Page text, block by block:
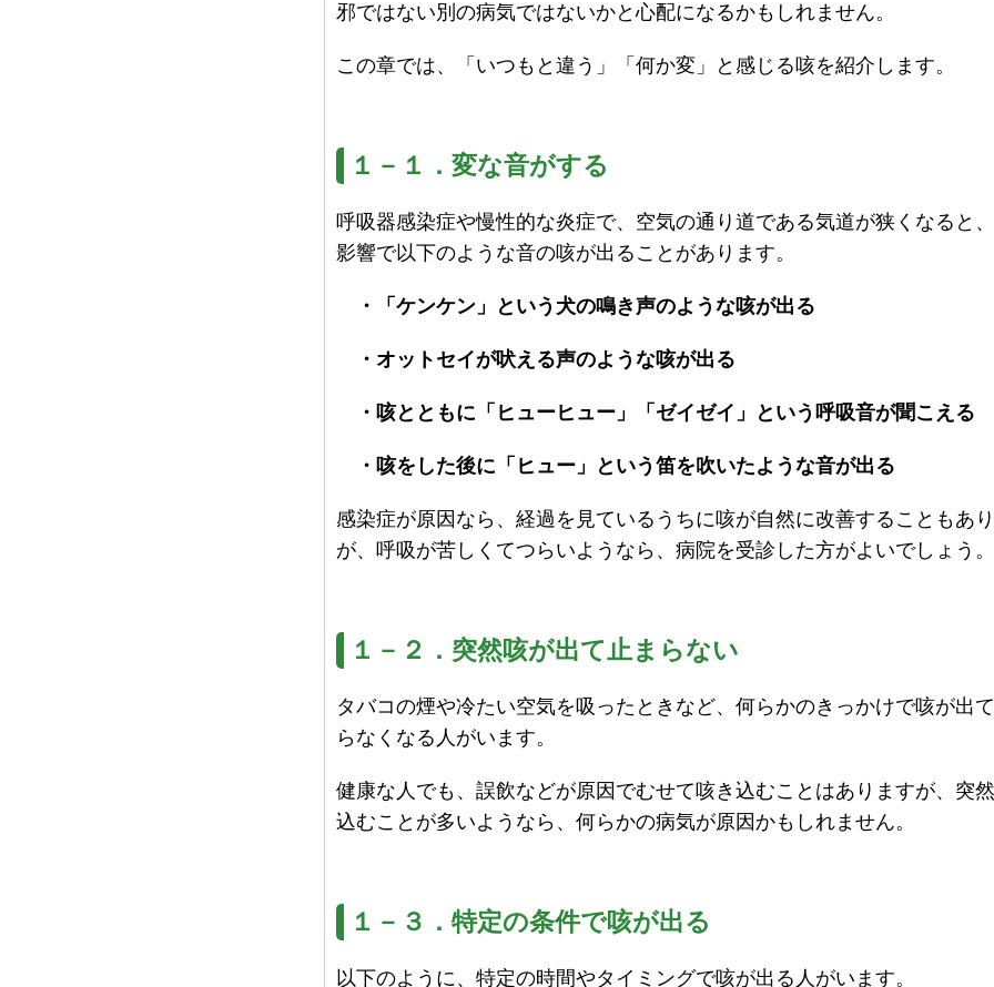
邪ではない別の病気ではないかと心配になるかもしれません。
この章では、「いつもと違う」「何か変」と感じる咳を紹介します。
１－１．変な音がする
呼吸器感染症や慢性的な炎症で、空気の通り道である気道が狭くなると
影響で以下のような音の咳が出ることがあります。
・「ケンケン」という犬の鳴き声のような咳が出る
・オットセイが吠える声のような咳が出る
・咳とともに「ヒューヒュー」「ゼイゼイ」という呼吸音が聞こえる
・咳をした後に「ヒュー」という笛を吹いたような音が出る
感染症が原因なら、経過を見ているうちに咳が自然に改善することもあ
が、呼吸が苦しくてつらいようなら、病院を受診した方がよいでしょう。
１－２．突然咳が出て止まらない
タバコの煙や冷たい空気を吸ったときなど、何らかのきっかけで咳が出
らなくなる人がいます。
健康な人でも、誤飲などが原因でむせて咳き込むことはありますが、突
込むことが多いようなら、何らかの病気が原因かもしれません。
１－３．特定の条件で咳が出る
以下のように、特定の時間やタイミングで咳が出る人がいます。